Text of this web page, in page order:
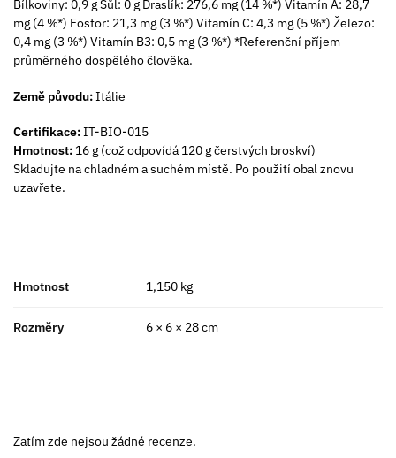
Bílkoviny: 0,9 g Sůl: 0 g Draslík: 276,6 mg (14 %*) Vitamín A: 28,7
mg (4 %*) Fosfor: 21,3 mg (3 %*) Vitamín C: 4,3 mg (5 %*) Železo:
0,4 mg (3 %*) Vitamín B3: 0,5 mg (3 %*) *Referenční příjem
průměrného dospělého člověka.
Země původu:Itálie
Certifikace:IT-BIO-015
Hmotnost: 16 g (což odpovídá 120 g čerstvých broskví)
Skladujte na chladném a suchém místě. Po použití obal znovu
uzavřete.
Hmotnost 1,150 kg
Rozměry 6 × 6 × 28 cm
Zatím zde nejsou žádné recenze.